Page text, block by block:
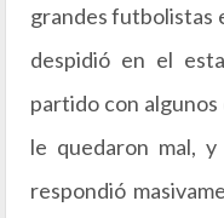
grandes futbolistas
despidió en el
partido con
le quedaron mal,
respondió